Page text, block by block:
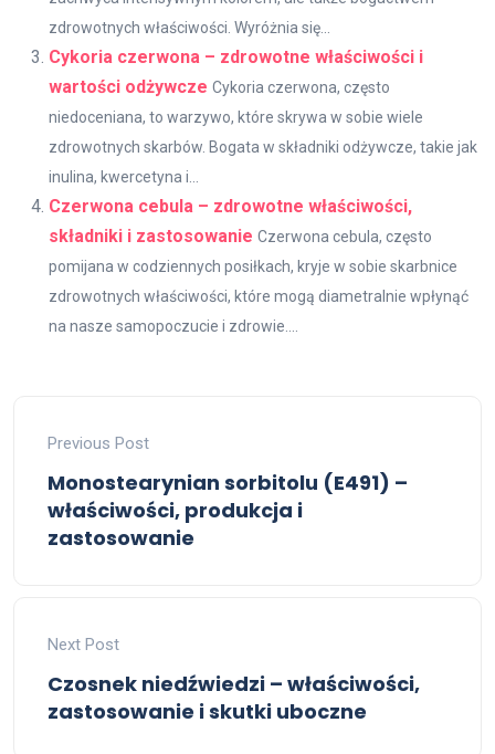
zdrowotnych właściwości. Wyróżnia się...
Cykoria czerwona – zdrowotne właściwości i
wartości odżywcze Cykoria czerwona, często
niedoceniana, to warzywo, które skrywa w sobie wiele
zdrowotnych skarbów. Bogata w składniki odżywcze, takie jak
inulina, kwercetyna i...
Czerwona cebula – zdrowotne właściwości,
składniki i zastosowanie Czerwona cebula, często
pomijana w codziennych posiłkach, kryje w sobie skarbnice
zdrowotnych właściwości, które mogą diametralnie wpłynąć
na nasze samopoczucie i zdrowie....
Previous Post
Monostearynian sorbitolu (E491) –
właściwości, produkcja i
zastosowanie
Next Post
Czosnek niedźwiedzi – właściwości,
zastosowanie i skutki uboczne